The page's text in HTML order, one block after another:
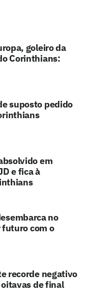
goleiro da
Corinthians:
suposto pedido
em
e fica à
no
com o
recorde negativo
de final